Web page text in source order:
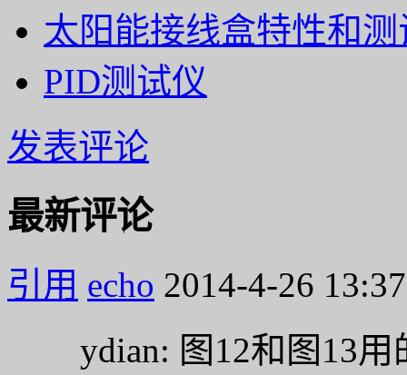
太阳能接线盒特性和
PID测试仪
发表评论
最新评论
引用 echo 2014-4-26 13:37
ydian: 图12和图13